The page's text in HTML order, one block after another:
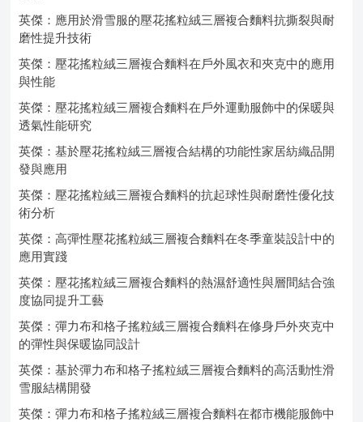
英傑：應用於滑雪服的壓花搖粒絨三層複合麵料抗撕裂與耐
磨性提升技術
英傑：壓花搖粒絨三層複合麵料在戶外風衣和夾克中的應用
與性能
英傑：壓花搖粒絨三層複合麵料在戶外運動服飾中的保暖與
透氣性能研究
英傑：基於壓花搖粒絨三層複合結構的功能性家居紡織品開
發與應用
英傑：壓花搖粒絨三層複合麵料的抗起球性與耐磨性優化技
術分析
英傑：高彈性壓花搖粒絨三層複合麵料在冬季童裝設計中的
應用實踐
英傑：壓花搖粒絨三層複合麵料的熱濕舒適性與層間結合強
度協同提升工藝
英傑：彈力布和格子搖粒絨三層複合麵料在修身戶外夾克中
的彈性與保暖協同設計
英傑：基於彈力布和格子搖粒絨三層複合麵料的高活動性滑
雪服結構開發
英傑：彈力布和格子搖粒絨三層複合麵料在都市機能服飾中